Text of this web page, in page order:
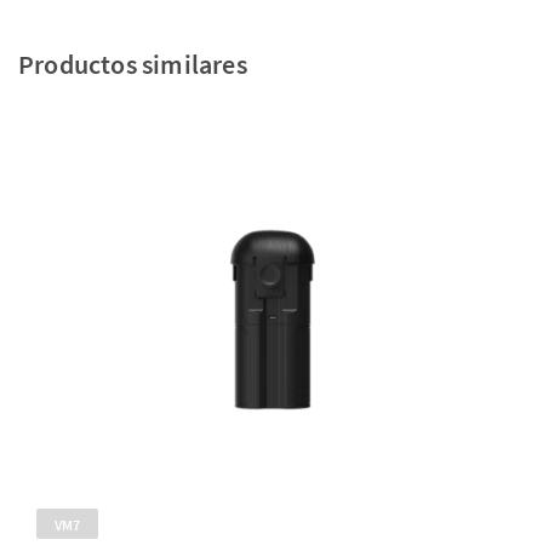
Productos similares
VM7